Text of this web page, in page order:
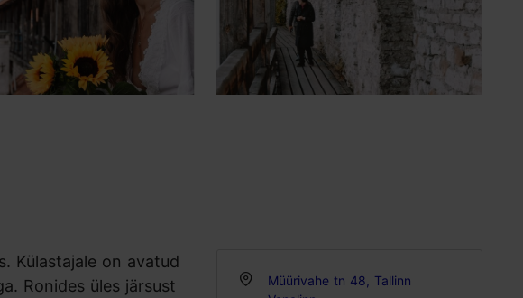
Külastajale on avatud
Ronides üles järsust
Müürivahe tn 48, Tallinn